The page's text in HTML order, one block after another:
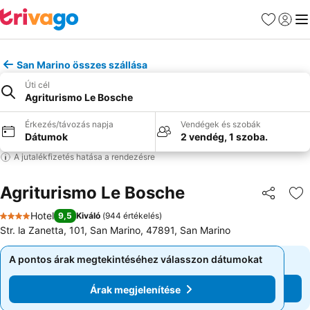
Kedvencek
San Marino összes szállása
Úti cél
Agriturismo Le Bosche
Érkezés/távozás napja
Dátumok
Vendégek és szobák
2 vendég, 1 szoba.
A jutalékfizetés hatása a rendezésre
Agriturismo Le Bosche
4 Kategória
Hotel 9,5 Kiváló (944 értékelés)
Str. la Zanetta, 101, San Marino, 47891, San Marino
A pontos árak megtekintéséhez válasszon dátumokat
Árak megjelenítése
A pontos árak megtekintéséhez válasszon dátumokat
Árak megjelenítése